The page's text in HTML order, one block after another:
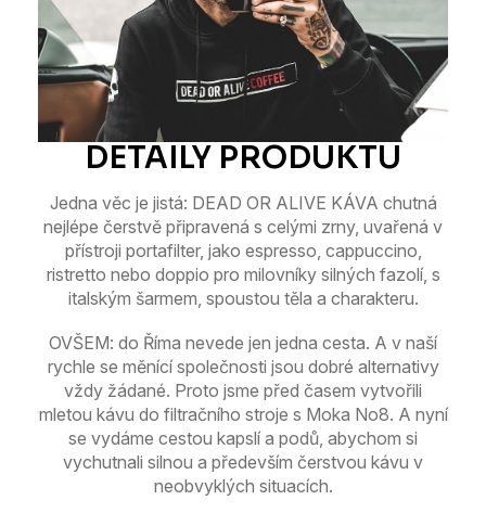
Jedna věc je jistá: DEAD OR ALIVE KÁVA chutná
nejlépe čerstvě připravená s celými zrny, uvařená v
přístroji portafilter, jako espresso, cappuccino,
ristretto nebo doppio pro milovníky silných fazolí, s
italským šarmem, spoustou těla a charakteru.
OVŠEM: do Říma nevede jen jedna cesta. A v naší
rychle se měnící společnosti jsou dobré alternativy
vždy žádané. Proto jsme před časem vytvořili
mletou kávu do filtračního stroje s Moka No8. A nyní
se vydáme cestou kapslí a podů, abychom si
vychutnali silnou a především čerstvou kávu v
neobvyklých situacích.